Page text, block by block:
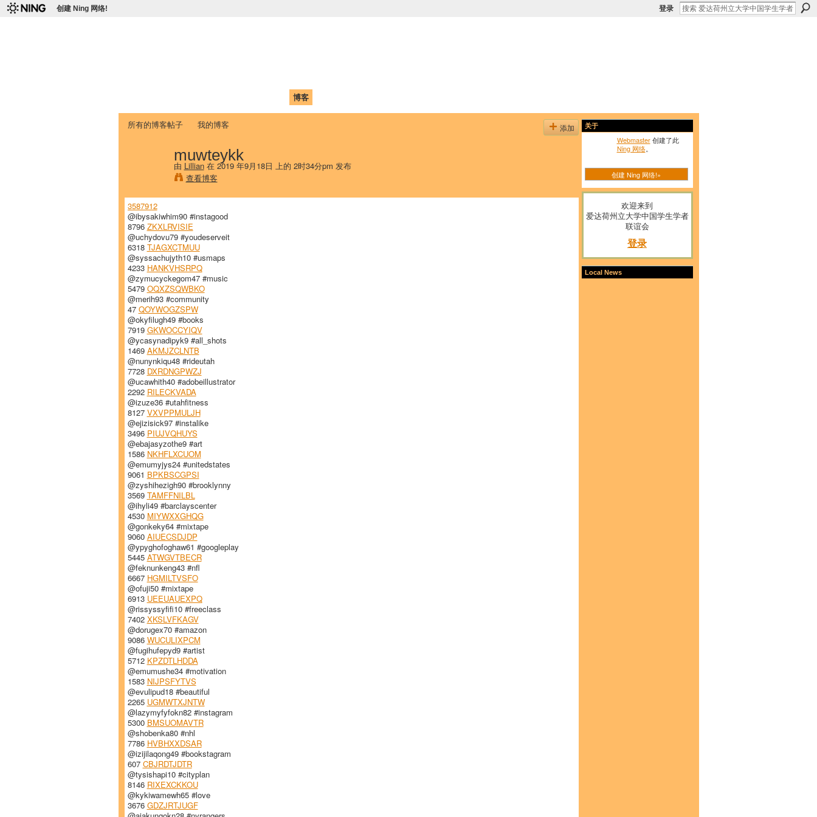
创建 Ning 网络! 登录
博客
所有的博客帖子 我的博客 添加
muwteykk
由 Lillian在 2019 年9月18日 上的 2时34分pm 发布
查看博客
3587912
@ibysakiwhim90 #instagood
8796 ZKXLRVISIE
@uchydovu79 #youdeserveit
6318 TJAGXCTMUU
@syssachujyth10 #usmaps
4233 HANKVHSRPQ
@zymucyckegom47 #music
5479 OQXZSQWBKO
@merih93 #community
47 QOYWOGZSPW
@okyfilugh49 #books
7919 GKWOCCYIQV
@ycasynadipyk9 #all_shots
1469 AKMJZCLNTB
@nunynkiqu48 #rideutah
7728 DXRDNGPWZJ
@ucawhith40 #adobeillustrator
2292 RILECKVADA
@izuze36 #utahfitness
8127 VXVPPMULJH
@ejizisick97 #instalike
3496 PIUJVQHUYS
@ebajasyzothe9 #art
1586 NKHFLXCUOM
@emumyjys24 #unitedstates
9061 BPKBSCGPSI
@zyshihezigh90 #brooklynny
3569 TAMFFNILBL
@ihyli49 #barclayscenter
4530 MIYWXXGHQG
@gonkeky64 #mixtape
9060 AIUECSDJDP
@ypyghofoghaw61 #googleplay
5445 ATWGVTBECR
@feknunkeng43 #nfl
6667 HGMILTVSFO
@ofuji50 #mixtape
6913 UEEUAUEXPQ
@rissyssyfifi10 #freeclass
7402 XKSLVFKAGV
@dorugex70 #amazon
9086 WUCULIXPCM
@fugihufepyd9 #artist
5712 KPZDTLHDDA
@emumushe34 #motivation
1583 NIJPSFYTVS
@evulipud18 #beautiful
2265 UGMWTXJNTW
@lazymyfyfokn82 #instagram
5300 BMSUOMAVTR
@shobenka80 #nhl
7786 HVBHXXDSAR
@izijilaqong49 #bookstagram
607 CBJRDTJDTR
@tysishapi10 #cityplan
8146 RIXEXCKKOU
@kykiwamewh65 #love
3676 GDZJRTJUGF
关于
Webmaster创建了此
Ning 网络。
创建 Ning 网络!»
欢迎来到
爱达荷州立大学中国学生学者
联谊会
登录
Local News